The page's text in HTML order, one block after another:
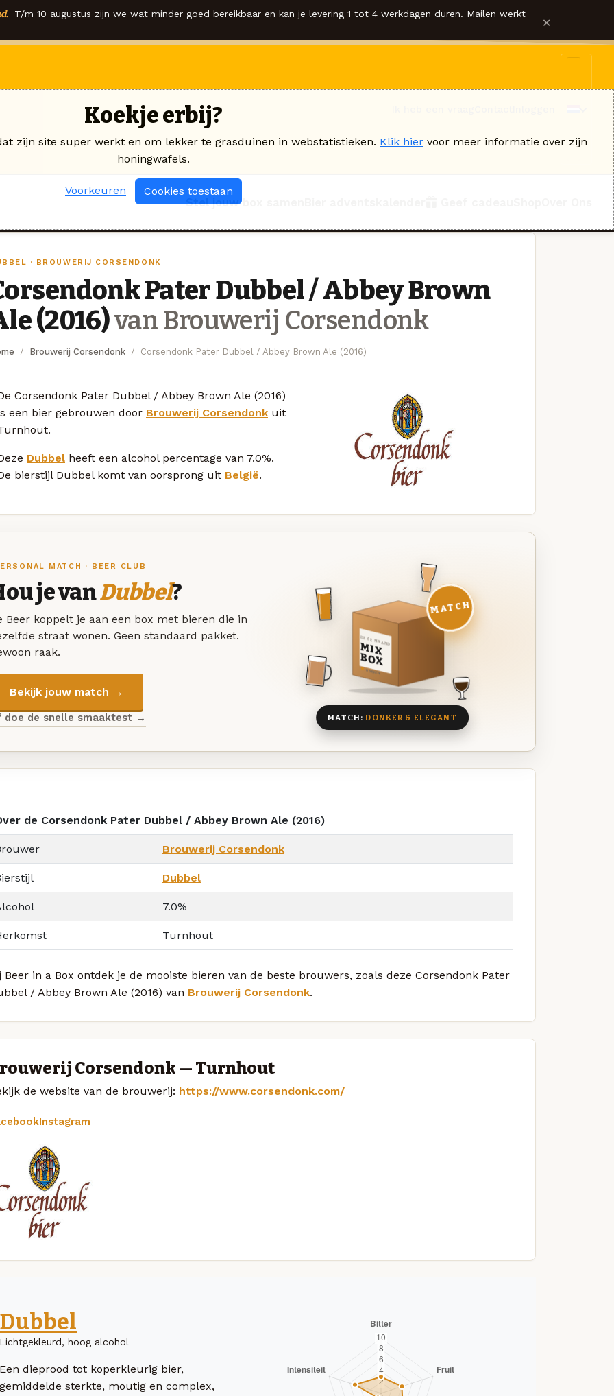
T/m 10 augustus zijn we wat minder goed bereikbaar en kan je levering 1 tot 4 werkdagen duren. Mailen werkt ×
Stel jouw box samen
· BROUWERIJ CORSENDONK
Pater Dubbel / Abbey Brown
(2016)van Brouwerij Corsendonk
Brouwerij Corsendonk Corsendonk Pater Dubbel / Abbey Brown Ale (2016)
Corsendonk Pater Dubbel / Abbey Brown Ale (2016)
een bier gebrouwen door Brouwerij Corsendonk uit
Dubbel heeft een alcohol percentage van 7.0%.
bierstijl Dubbel komt van oorsprong uit België.
MATCH · BEER CLUB
je vanDubbel?
Beer koppelt je aan een box met bieren die in
straat wonen. Geen standaard pakket.
raak.
Bekijk jouw match →
doe de snelle smaaktest →
DEZE MAAND
MIX
BOX
8 BIEREN
MATCH
MATCH:DONKER & ELEGANT
de Corsendonk Pater Dubbel / Abbey Brown Ale (2016)
Brouwerij Corsendonk
Dubbel
7.0%
Turnhout
Beer in a Box ontdek je de mooiste bieren van de beste brouwers, zoals deze Corsendonk Pater
/ Abbey Brown Ale (2016) van Brouwerij Corsendonk.
Corsendonk — Turnhout
de website van de brouwerij: https://www.corsendonk.com/
Instagram
Dubbel
Lichtgekleurd, hoog alcohol
Een dieprood tot koperkleurig bier,
gemiddelde sterkte, moutig en complex,
Koekje erbij?
zijn site super werkt en om lekker te grasduinen in webstatistieken. Klik hier voor meer informatie over zijn
honingwafels.
Voorkeuren Cookies toestaan